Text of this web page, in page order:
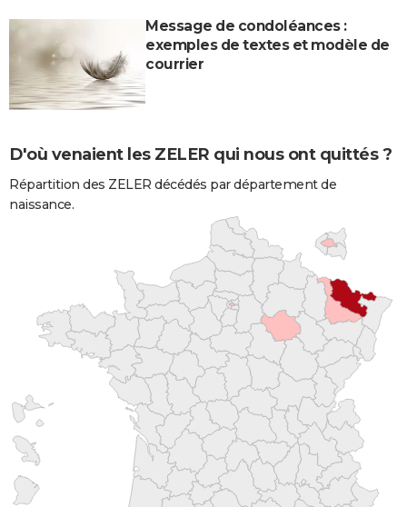
Message de condoléances :
exemples de textes et modèle de
courrier
D'où venaient les ZELER qui nous ont quittés ?
Répartition des ZELER décédés par département de
naissance.